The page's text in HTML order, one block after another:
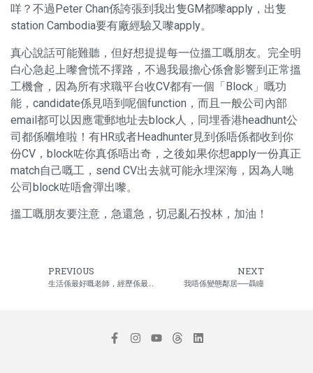
咩？不過Peter Chan係誇張到我出隻GM都嚟apply，出隻
station Cambodia要有廠經驗又嚟apply。
真心說話可能難聽，但好想提提每一位搵工嘅朋友。完全明
白心急起上嚟會慌不擇路，不過我最擔心係會影響到正常搵
工機會，因為所有求職平台收CV都有一個「Block」嘅功
能，candidate係見唔到呢個function，而且一般公司內部
email都可以因應電郵地址去block人，同埋香港headhunt公
司都係嗰堆啦！有HR或者Headhunter見到係唔係都收到你
份CV，block咗你真係唔出奇，之後如果你想apply一份真正
match自己嘅工，send CV出去就可能永埋深海，因為人哋
公司block咗唔會彈出嚟。
搵工嘅朋友要注意，急還急，切忌亂石投林，加油！
PREVIOUS NEXT
我唔係變態鄰居──聶瞳